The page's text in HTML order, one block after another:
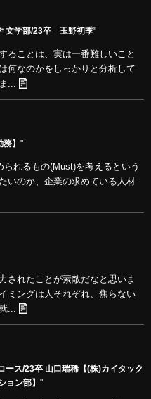
文学部/23卒 玉野初季"
ることは、実は一番難しいこと
何なのかをしっかりと分析して
...
】 "
れるもの(Must)を考えるという
いのか、企業の求めている人材
されたことが素敵だなと思いま
ミングは人それぞれ、焦らない
...
ース/23卒 山口瑞稀【(株)カイタック
ョン部】 "